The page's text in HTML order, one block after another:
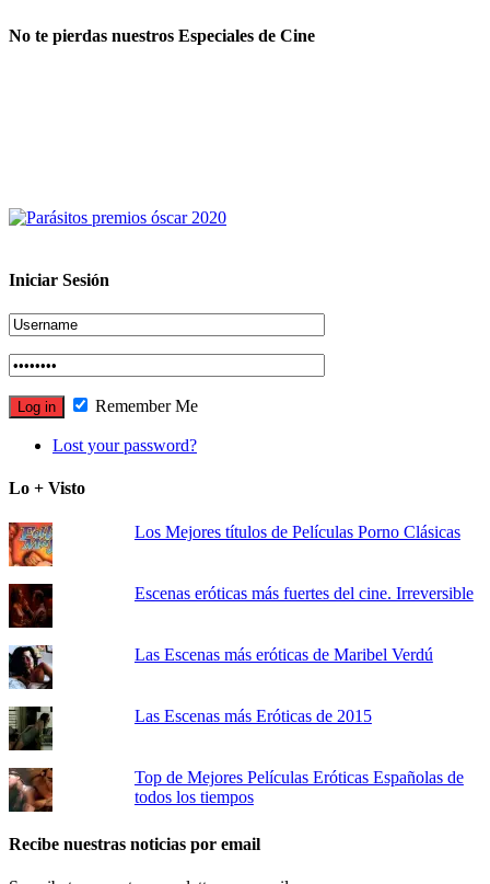
No te pierdas nuestros Especiales de Cine
Iniciar Sesión
Remember Me
Lost your password?
Lo + Visto
Los Mejores títulos de Películas Porno Clásicas
Escenas eróticas más fuertes del cine. Irreversible
Las Escenas más eróticas de Maribel Verdú
Las Escenas más Eróticas de 2015
Top de Mejores Películas Eróticas Españolas de
todos los tiempos
Recibe nuestras noticias por email